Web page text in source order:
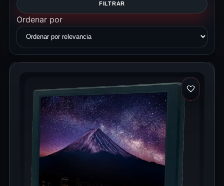
FILTRAR
Ordenar por